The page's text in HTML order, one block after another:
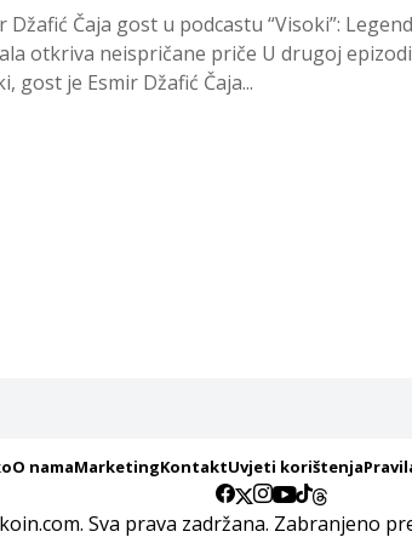
Džafić Čaja gost u podcastu “Visoki”:
otkriva neispričane priče U drugoj
gost je Esmir Džafić Čaja...
O namaMarketingKontaktUvjeti korištenja
Sva prava zadržana. Zabranjeno